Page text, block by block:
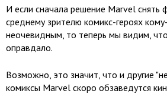
И если сначала решение Marvel снять
среднему зрителю комикс-героях
неочевидным, то теперь мы видим,
оправдало.
Возможно, это значит, что и другие
комиксы Marvel скоро обзаведутся